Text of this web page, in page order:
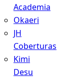
Academia
Okaeri
JH
Coberturas
Kimi
Desu